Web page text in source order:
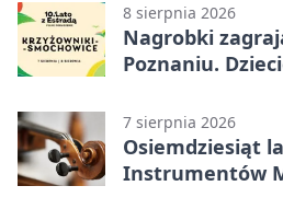
8 sierpnia 2026
Nagrobki
Poznaniu.
7 sierpnia 2026
Osiemdziesiąt
Instrumentów